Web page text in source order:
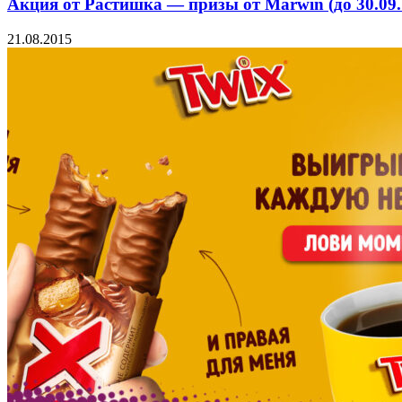
Акция от Растишка — призы от Marwin (до
21.08.2015